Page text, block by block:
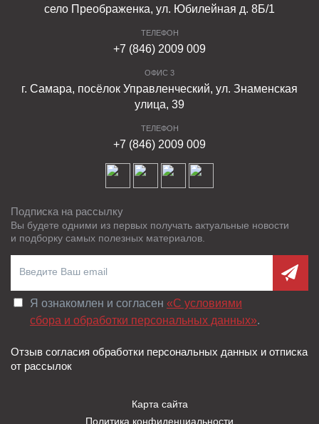
село Преображенка, ул. Юбилейная д. 8Б/1
ТЕЛЕФОН
+7 (846) 2009 009
ОФИС 3
г. Самара, посёлок Управленческий, ул. Знаменская
улица, 39
ТЕЛЕФОН
+7 (846) 2009 009
Подписка на рассылку
Вы будете одними из первых получать актуальные новости
и подборку самых полезных материалов.
Я ознакомлен и согласен «C условиями
сбора и обработки персональных данных».
Отзыв согласия обработки персональных данных и отписка
от рассылок
Карта сайта
Политика конфиденциальности